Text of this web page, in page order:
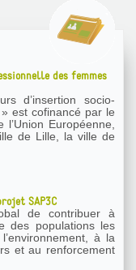
des femmes
d’insertion socio-
Européenne,
de Lille, la ville de
SAP3C
de contribuer à
des populations les
à la
et au renforcement